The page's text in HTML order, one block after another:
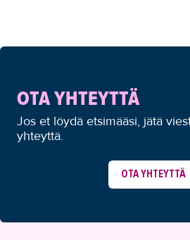
OTA YHTEYTTÄ
Jos et löydä etsimääsi, jätä
yhteyttä.
OTA YHTEYTTÄ